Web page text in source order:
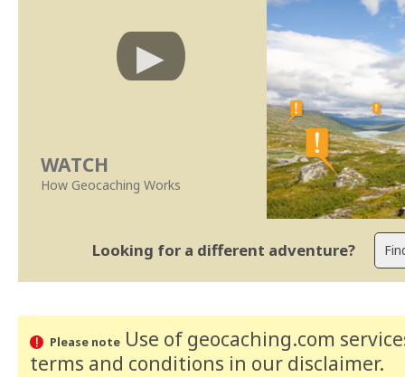
WATCH
How Geocaching Works
Looking for a different adventure?
Please noteUse of geocaching.com
terms and conditions in our disclaimer.